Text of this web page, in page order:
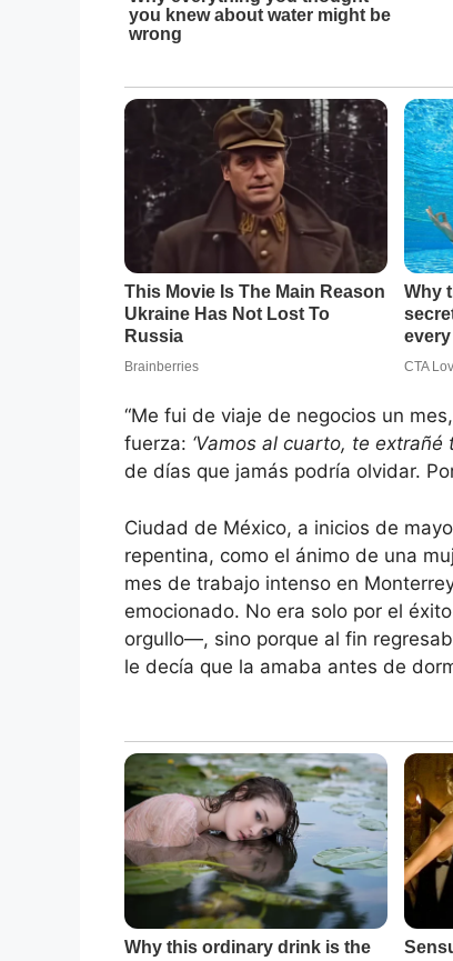
“Me fui de viaje de negocios un
fuerza: ‘Vamos al cuarto, te extrañé
de días que jamás podría olvidar.
Ciudad de México, a inicios de
repentina, como el ánimo de una
mes de trabajo intenso en
emocionado. No era solo por el
orgullo—, sino porque al fin
le decía que la amaba antes de